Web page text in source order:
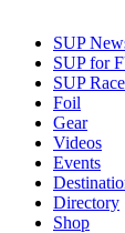
SUP
SUP for
SUP Race
Foil
Gear
Videos
Events
Directory
Shop